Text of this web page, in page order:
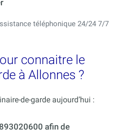
téléphonique 24/24 7/7
connaitre le
à Allonnes ?
de-garde aujourd’hui :
afin de